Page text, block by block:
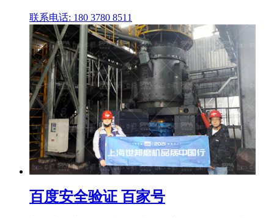
联系电话: 180 3780 8511
百度安全验证 百家号